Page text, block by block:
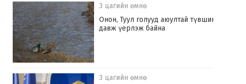
3 цагийн өмнө
Онон, Туул голууд аюултай түвшинг
давж үерлэж байна
3 цагийн өмнө